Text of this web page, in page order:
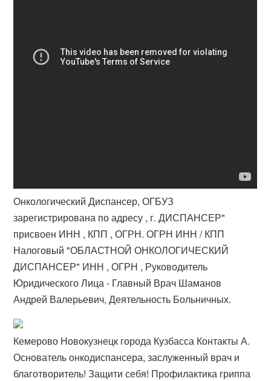
Онкологический Диспансер, ОГБУЗ
зарегистрирована по адресу , г. ДИСПАНСЕР"
присвоен ИНН , КПП , ОГРН. ОГРН ИНН / КПП
Налоговый "​ОБЛАСТНОЙ ОНКОЛОГИЧЕСКИЙ
ДИСПАНСЕР" ИНН , ОГРН , Руководитель
Юридического Лица - Главный Врач Шаманов
Андрей Валерьевич, Деятельность Больничных.
Кемерово Новокузнецк города Кузбасса Контакты А.
Основатель онкодиспансера, заслуженный врач и
благотворитель! Защити себя! Профилактика гриппа